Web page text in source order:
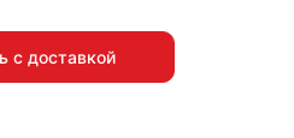
с доставкой